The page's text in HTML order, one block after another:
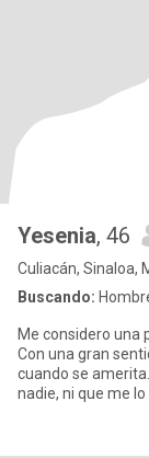
Yesenia, 46
Culiacán, Sinaloa,
Buscando:
Me considero una
Con una gran
cuando se amerita. No me agrada hacerle perder el tiempo a
nadie, ni que me